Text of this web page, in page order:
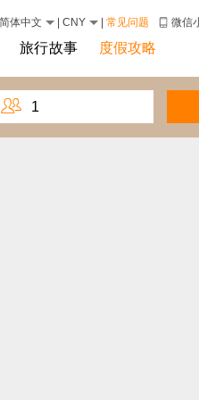
旅行故事 度假攻略
简体中文 | CNY | 常见问题 微信
